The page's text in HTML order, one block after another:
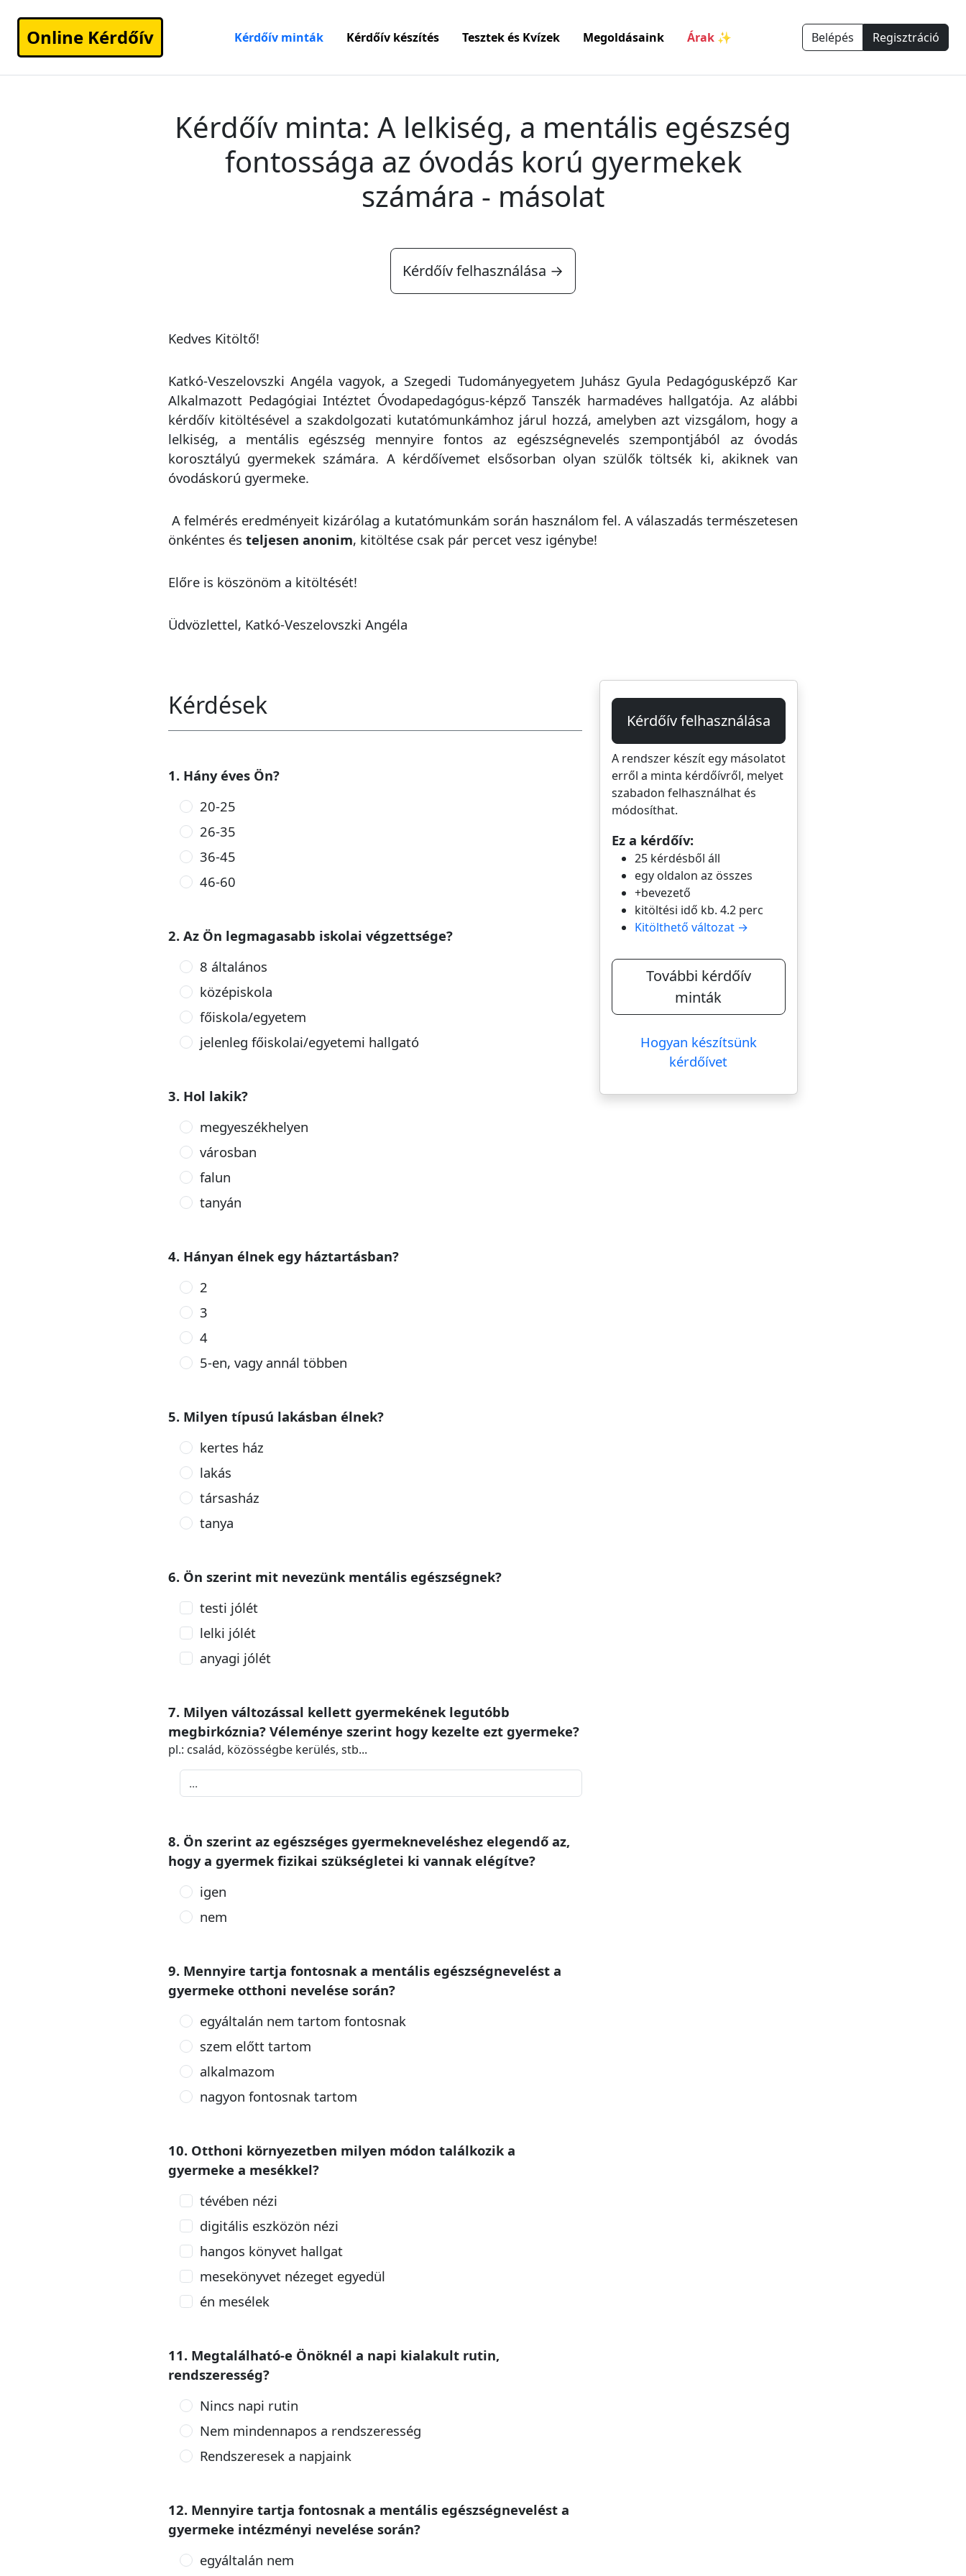
Online Kérdőív Kérdőív minták Kérdőív készítés Tesztek és Kvízek Megoldásaink Árak ✨ Belépés Regisztráció
Kérdőív minta: A lelkiség, a mentális egészség
fontossága az óvodás korú gyermekek
számára - másolat
Kérdőív felhasználása →
Kedves Kitöltő!
Katkó-Veszelovszki Angéla vagyok, a Szegedi Tudományegyetem Juhász Gyula Pedagógusképző Kar
Alkalmazott Pedagógiai Intéztet Óvodapedagógus-képző Tanszék harmadéves hallgatója. Az alábbi
kérdőív kitöltésével a szakdolgozati kutatómunkámhoz járul hozzá, amelyben azt vizsgálom, hogy a
lelkiség, a mentális egészség mennyire fontos az egészségnevelés szempontjából az óvodás
korosztályú gyermekek számára. A kérdőívemet elsősorban olyan szülők töltsék ki, akiknek van
óvodáskorú gyermeke.
A felmérés eredményeit kizárólag a kutatómunkám során használom fel. A válaszadás természetesen
önkéntes és teljesen anonim, kitöltése csak pár percet vesz igénybe!
Előre is köszönöm a kitöltését!
Üdvözlettel, Katkó-Veszelovszki Angéla
Kérdések
1. Hány éves Ön?
20-25
26-35
36-45
46-60
2. Az Ön legmagasabb iskolai végzettsége?
8 általános
középiskola
főiskola/egyetem
jelenleg főiskolai/egyetemi hallgató
3. Hol lakik?
megyeszékhelyen
városban
falun
tanyán
4. Hányan élnek egy háztartásban?
2
3
4
5-en, vagy annál többen
5. Milyen típusú lakásban élnek?
kertes ház
lakás
társasház
tanya
6. Ön szerint mit nevezünk mentális egészségnek?
testi jólét
lelki jólét
anyagi jólét
7. Milyen változással kellett gyermekének legutóbb
megbirkóznia? Véleménye szerint hogy kezelte ezt gyermeke?
pl.: család, közösségbe kerülés, stb...
8. Ön szerint az egészséges gyermekneveléshez elegendő az,
hogy a gyermek fizikai szükségletei ki vannak elégítve?
igen
nem
9. Mennyire tartja fontosnak a mentális egészségnevelést a
gyermeke otthoni nevelése során?
egyáltalán nem tartom fontosnak
szem előtt tartom
alkalmazom
nagyon fontosnak tartom
10. Otthoni környezetben milyen módon találkozik a
gyermeke a mesékkel?
tévében nézi
digitális eszközön nézi
hangos könyvet hallgat
mesekönyvet nézeget egyedül
én mesélek
11. Megtalálható-e Önöknél a napi kialakult rutin,
rendszeresség?
Nincs napi rutin
Nem mindennapos a rendszeresség
Rendszeresek a napjaink
12. Mennyire tartja fontosnak a mentális egészségnevelést a
gyermeke intézményi nevelése során?
egyáltalán nem
Kérdőív felhasználása
A rendszer készít egy másolatot
erről a minta kérdőívről, melyet
szabadon felhasználhat és
módosíthat.
Ez a kérdőív:
25 kérdésből áll
egy oldalon az összes
+bevezető
kitöltési idő kb. 4.2 perc
Kitölthető változat →
További kérdőív
minták
Hogyan készítsünk
kérdőívet